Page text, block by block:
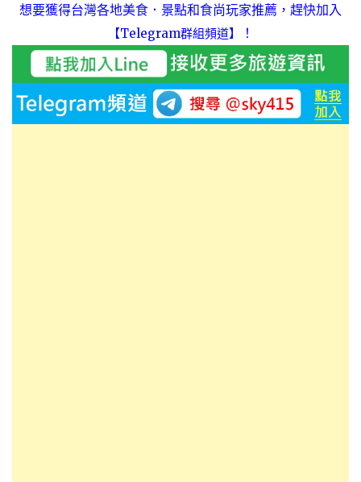
想要獲得台灣各地美食．景點和食尚玩家推薦，趕快加入
【Telegram群組頻道】 ！